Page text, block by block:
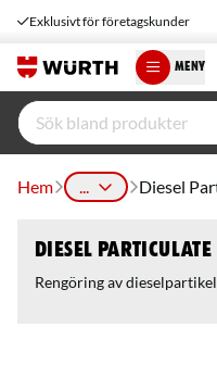
Exklusivt för företagskunder
MENY
Hem ... Diesel
Diesel
Rengöring av